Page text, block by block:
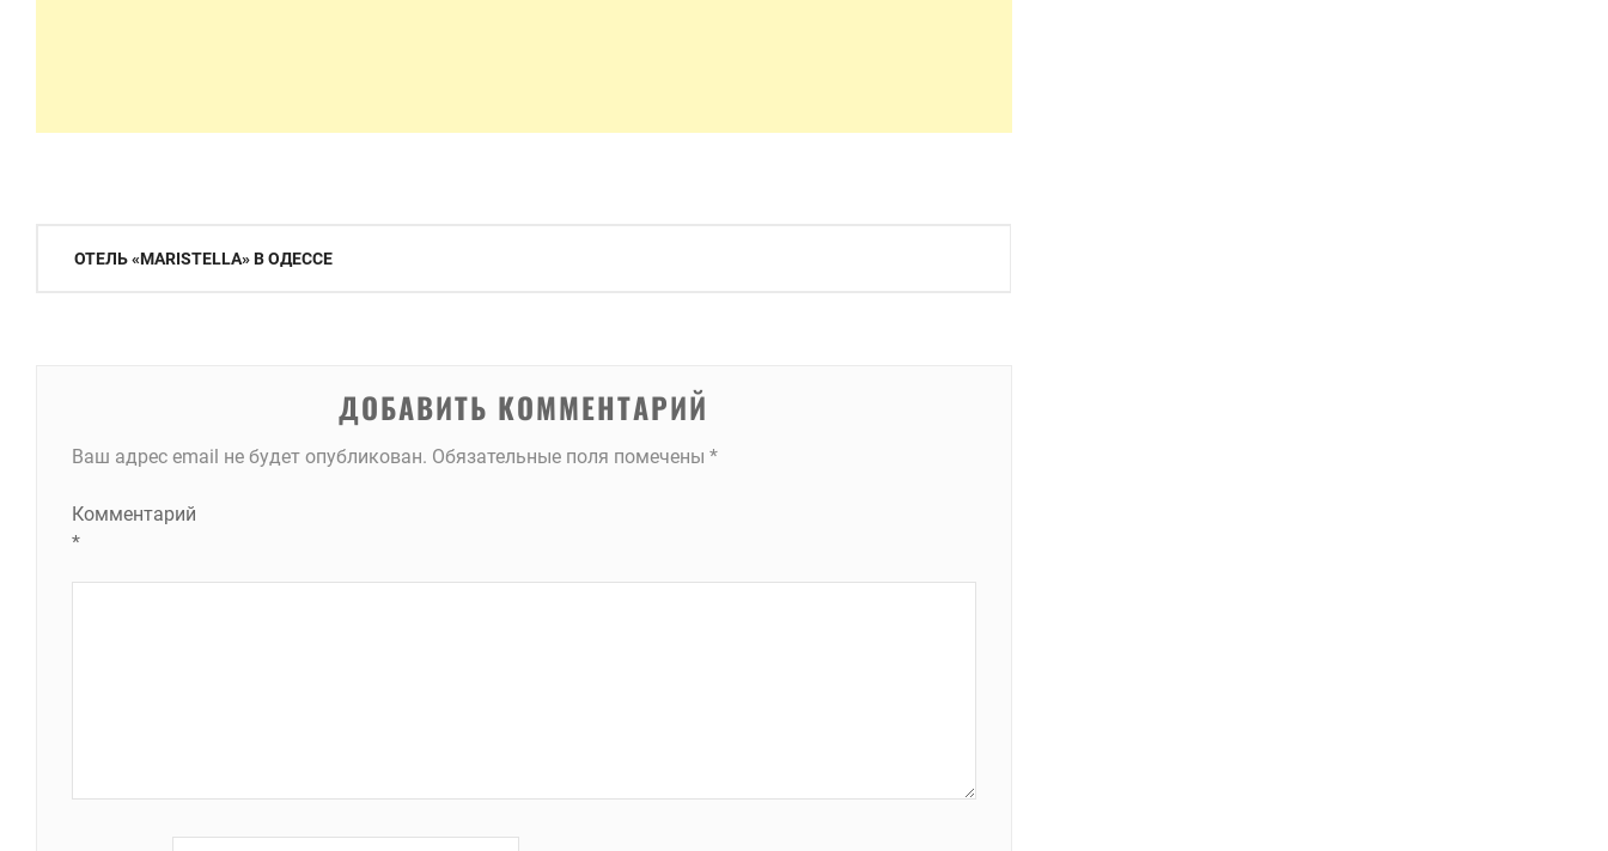
Навигация
ОТЕЛЬ «MARISTELLA» В ОДЕССЕ
ДОБАВИТЬ КОММЕНТАРИЙ
Ваш адрес email не будет опубликован. Обязательные поля помечены *
Комментарий
*